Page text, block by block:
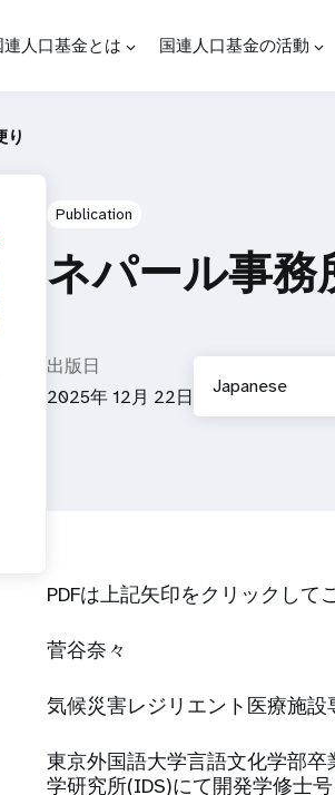
連人口基金とは 国連人口基金の活動
り
Publication
ネパール事
出版日
2025年 12月 22日
Japanese
PDFは上記矢印をクリックして
菅谷奈々
気候災害レジリエント医療施設
東京外国語大学言語文化学部
学研究所(IDS)にて開発学修士